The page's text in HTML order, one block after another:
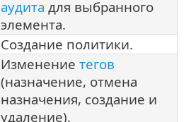
аудита для выбранного
элемента.
Создание политики.
Изменение тегов
(назначение, отмена
назначения, создание и
удаление).